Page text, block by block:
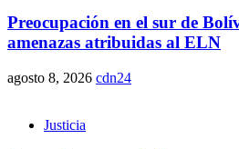
Preocupación en el sur de
amenazas atribuidas al ELN
agosto 8, 2026 cdn24
Justicia